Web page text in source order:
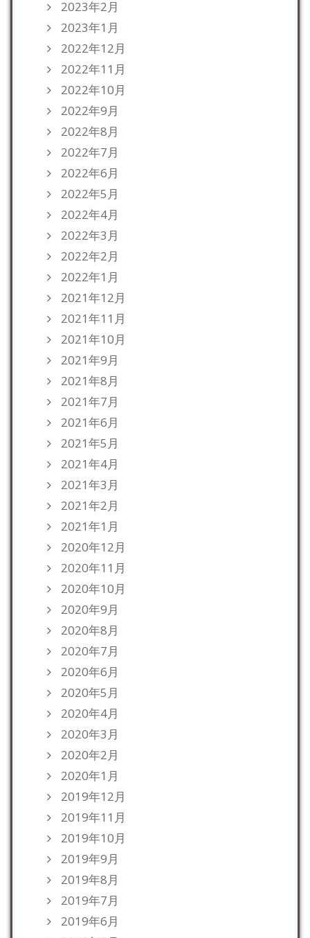
2023年2月
2023年1月
2022年12月
2022年11月
2022年10月
2022年9月
2022年8月
2022年7月
2022年6月
2022年5月
2022年4月
2022年3月
2022年2月
2022年1月
2021年12月
2021年11月
2021年10月
2021年9月
2021年8月
2021年7月
2021年6月
2021年5月
2021年4月
2021年3月
2021年2月
2021年1月
2020年12月
2020年11月
2020年10月
2020年9月
2020年8月
2020年7月
2020年6月
2020年5月
2020年4月
2020年3月
2020年2月
2020年1月
2019年12月
2019年11月
2019年10月
2019年9月
2019年8月
2019年7月
2019年6月